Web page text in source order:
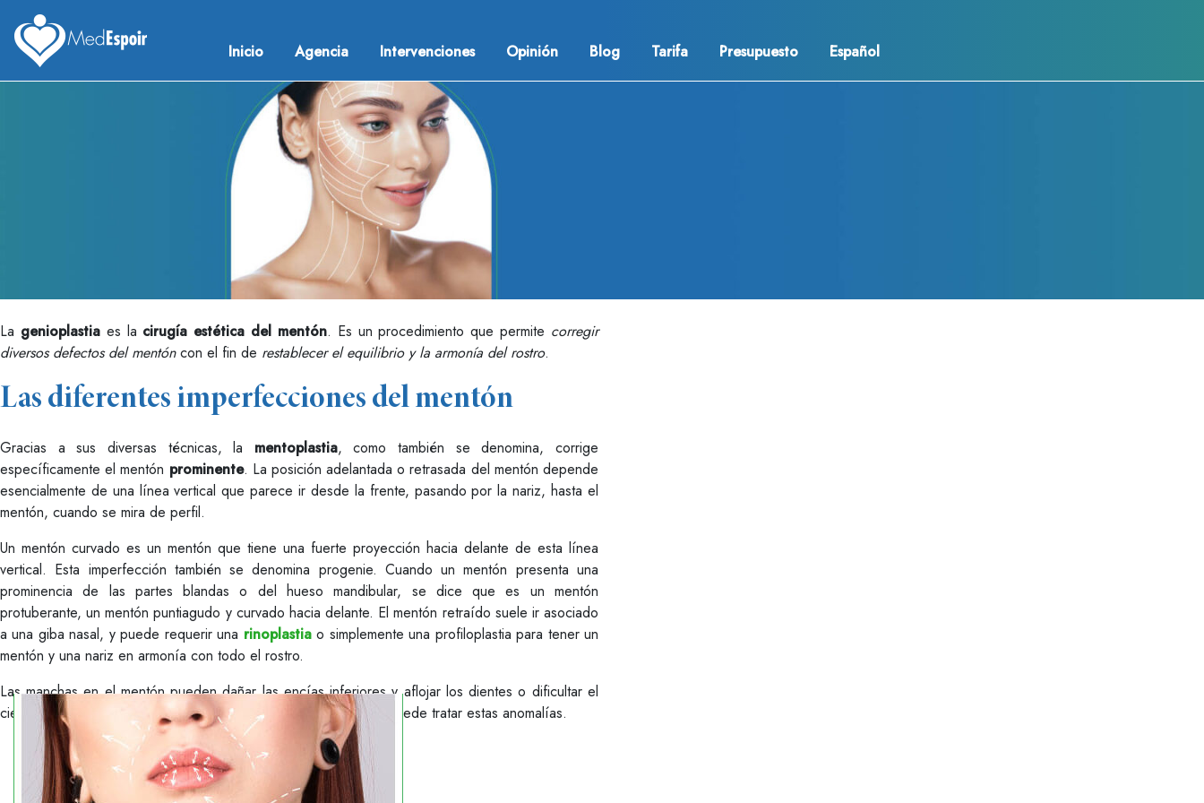
content
Medespoir France
Chirurgie esthetique Tunisie
Inicio Agencia Intervenciones Opinión Blog Tarifa Presupuesto Español
La genioplastiaes la cirugía estética del mentón. Es un procedimiento que permite corregir
diversos defectos del mentóncon el fin de restablecer el equilibrio y la armonía del rostro.
Las diferentes imperfecciones del mentón
Gracias a sus diversas técnicas, la mentoplastia, como también se denomina, corrige
específicamente el mentón prominente. La posición adelantada o retrasada del mentón depende
esencialmente de una línea vertical que parece ir desde la frente, pasando por la nariz, hasta el
mentón, cuando se mira de perfil.
Un mentón curvado es un mentón que tiene una fuerte proyección hacia delante de esta línea
vertical. Esta imperfección también se denomina progenie. Cuando un mentón presenta una
prominencia de las partes blandas o del hueso mandibular, se dice que es un mentón
protuberante, un mentón puntiagudo y curvado hacia delante. El mentón retraído suele ir asociado
a una giba nasal, y puede requerir una rinoplastiao simplemente una profiloplastia para tener un
mentón y una nariz en armonía con todo el rostro.
Las manchas en el mentón pueden dañar las encías inferiores y aflojar los dientes o dificultar el
cierre completo de la boca. Uncirujano maxilofaciales quien puede tratar estas anomalías.